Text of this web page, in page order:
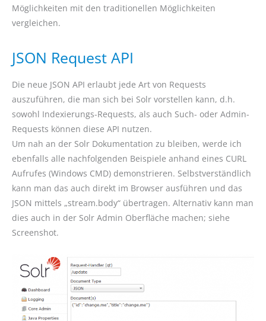
Möglichkeiten mit den traditionellen Möglichkeiten
vergleichen.
JSON Request API
Die neue JSON API erlaubt jede Art von Requests
auszuführen, die man sich bei Solr vorstellen kann, d.h.
sowohl Indexierungs-Requests, als auch Such- oder Admin-
Requests können diese API nutzen.
Um nah an der Solr Dokumentation zu bleiben, werde ich
ebenfalls alle nachfolgenden Beispiele anhand eines CURL
Aufrufes (Windows CMD) demonstrieren. Selbstverständlich
kann man das auch direkt im Browser ausführen und das
JSON mittels „stream.body“ übertragen. Alternativ kann man
dies auch in der Solr Admin Oberfläche machen; siehe
Screenshot.